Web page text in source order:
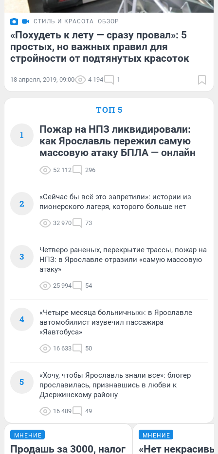
СТИЛЬ И КРАСОТА ОБЗОР
«Похудеть к лету — сразу провал»: 5
простых, но важных правил для
стройности от подтянутых красоток
18 апреля, 2019, 09:00 4 194 1
ТОП 5
1
Пожар на НПЗ ликвидировали:
как Ярославль пережил самую
массовую атаку БПЛА — онлайн
52 112 296
2
«Сейчас бы всё это запретили»: истории из
пионерского лагеря, которого больше нет
32 970 73
3
Четверо раненых, перекрытие трассы, пожар на
НПЗ: в Ярославле отразили «самую массовую
атаку»
25 994 54
4
«Четыре месяца больничных»: в Ярославле
автомобилист изувечил пассажира
«Яавтобуса»
16 633 50
5
«Хочу, чтобы Ярославль знали все»: блогер
прославилась, признавшись в любви к
Дзержинскому району
16 489 49
МНЕНИЕ
Продашь за 3000, налог
МНЕНИЕ
«Нет